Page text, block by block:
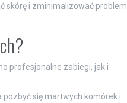
skórę i zminimalizować problem
profesjonalne zabiegi, jak i
pozbyć się martwych komórek i